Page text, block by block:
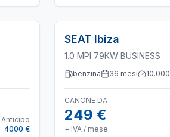
Anticipo
4000 €
SEAT Ibiza
1.0 MPI 79KW BUSINESS
benzina 36 mesi 10.000
CANONE DA
249 €
+ IVA / mese